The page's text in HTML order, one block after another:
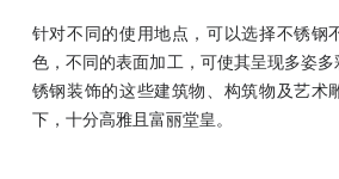
针对不同的使用地点，可以选择不锈钢
色，不同的表面加工，可使其呈现多姿
锈钢装饰的这些建筑物、构筑物及艺术
下，十分高雅且富丽堂皇。